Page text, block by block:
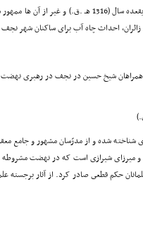
«عروة الوثقى» و شیخ محمّد طه نجف در ماه ذیقعده
احداث چاه آب براى ساکنان شهر
همراهان شیخ حسین در نجف در رهبرى
شناخته شده و از مدرّسان مشهور و جامع
و میرزاى شیرازى است که در نهضت
حکم قطعى صادر کرد. از آثار برجسته